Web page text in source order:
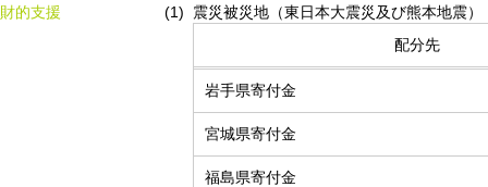
財的支援
震災被災地（東日本大震災及び熊本地震）
配分先
岩手県寄付金
宮城県寄付金
福島県寄付金